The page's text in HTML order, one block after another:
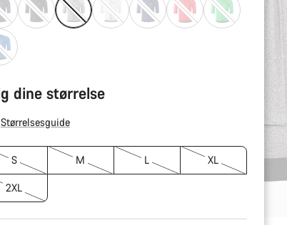
dine størrelse
Størrelsesguide
S M L XL
2XL